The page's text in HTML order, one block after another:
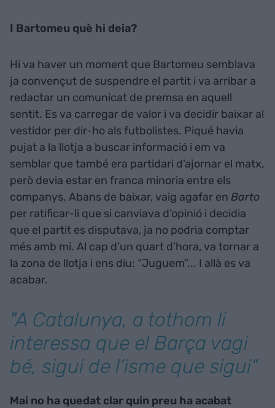
I Bartomeu què hi deia?
Hi va haver un moment que Bartomeu semblava
ja convençut de suspendre el partit i va arribar a
redactar un comunicat de premsa en aquell
sentit. Es va carregar de valor i va decidir baixar al
vestidor per dir-ho als futbolistes. Piqué havia
pujat a la llotja a buscar informació i em va
semblar que també era partidari d’ajornar el matx,
però devia estar en franca minoria entre els
companys. Abans de baixar, vaig agafar en Barto
per ratificar-li que si canviava d’opinió i decidia
que el partit es disputava, ja no podria comptar
més amb mi. Al cap d’un quart d’hora, va tornar a
la zona de llotja i ens diu: “Juguem”... I allà es va
acabar.
"A Catalunya, a tothom li
interessa que el Barça vagi
bé, sigui de l’isme que sigui"
Mai no ha quedat clar quin preu ha acabat